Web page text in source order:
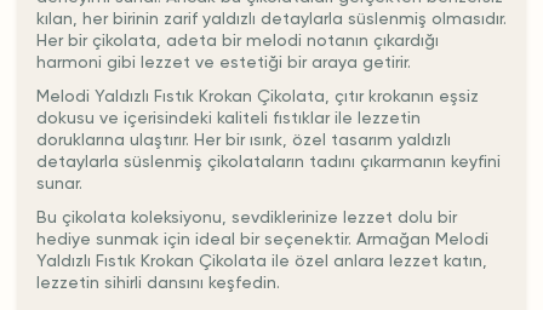
kılan, her birinin zarif yaldızlı detaylarla süslenmiş olmasıdır.
Her bir çikolata, adeta bir melodi notanın çıkardığı
harmoni gibi lezzet ve estetiği bir araya getirir.
Melodi Yaldızlı Fıstık Krokan Çikolata, çıtır krokanın eşsiz
dokusu ve içerisindeki kaliteli fıstıklar ile lezzetin
doruklarına ulaştırır. Her bir ısırık, özel tasarım yaldızlı
detaylarla süslenmiş çikolataların tadını çıkarmanın keyfini
sunar.
Bu çikolata koleksiyonu, sevdiklerinize lezzet dolu bir
hediye sunmak için ideal bir seçenektir. Armağan Melodi
Yaldızlı Fıstık Krokan Çikolata ile özel anlara lezzet katın,
lezzetin sihirli dansını keşfedin.